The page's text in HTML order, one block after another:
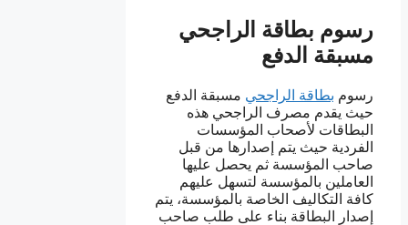
رسوم بطاقة الراجحي
مسبقة الدفع
رسوم بطاقة الراجحي مسبقة الدفع
حيث يقدم مصرف الراجحي هذه
البطاقات لأصحاب المؤسسات
الفردية حيث يتم إصدارها من قبل
صاحب المؤسسة ثم يحصل عليها
العاملين بالمؤسسة لتسهل عليهم
كافة التكاليف الخاصة بالمؤسسة، يتم
إصدار البطاقة بناء على طلب صاحب